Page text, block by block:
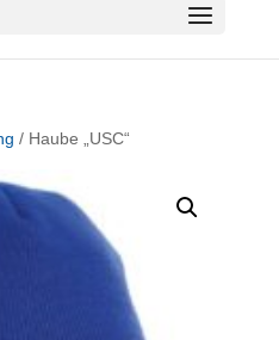
/ Haube „USC“